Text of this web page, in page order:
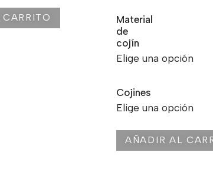
Material
de
cojín
Cojines
AÑADIR AL